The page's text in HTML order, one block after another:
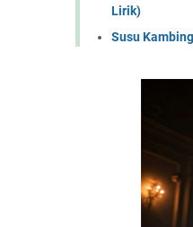
Lirik)
Susu